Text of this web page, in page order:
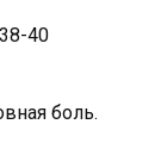
40
боль.